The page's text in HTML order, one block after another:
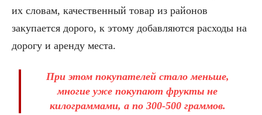
их словам, качественный товар из районов
закупается дорого, к этому добавляются расходы на
дорогу и аренду места.
При этом покупателей стало меньше,
многие уже покупают фрукты не
килограммами, а по 300-500 граммов.